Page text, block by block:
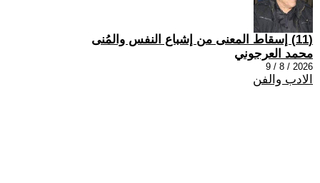
(11) إسقاط المعنى من إشباع النفس والمُنى
محمد العرجوني
2026 / 8 / 9
الادب والفن